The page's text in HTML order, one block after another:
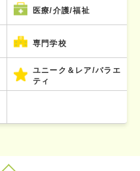
医療/介護/福祉
専門学校
ユニーク＆レア/バラエ
ティ